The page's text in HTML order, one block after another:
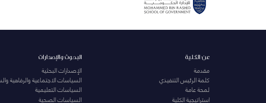
عن الكلية
مقدمة
كلمة الرئيس التنفيذي
لمحة عامة
استراتيجية الكلية
البحوث والإصدارات
الإصدارات البحثية
السياسات الاجتماعية والرفاهية
السياسات التعليمية
السياسات الصحية